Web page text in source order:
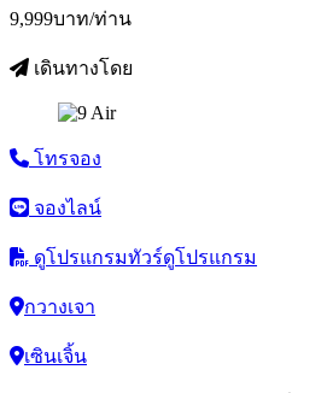
9,999บาท/ท่าน
เดินทางโดย
โทรจอง
จองไลน์
ดูโปรแกรมทัวร์ดูโปรแกรม
กวางเจา
เซินเจิ้น